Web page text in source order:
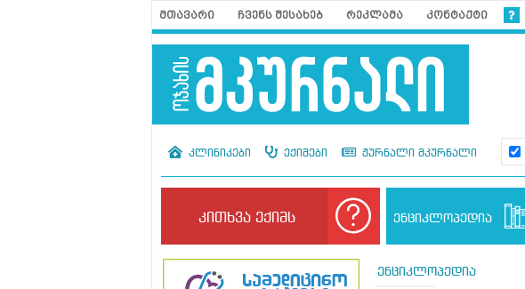
მთავარი ჩვენს შესახებ რეკლამა კონტაქტი
კლინიკები ექიმები ჟურნალი მკურნალი
კითხვა ექიმს ენციკლოპედია
ენციკლოპედია